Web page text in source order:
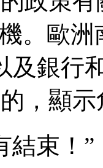
。歐
及銀行
，顯
束！ ”